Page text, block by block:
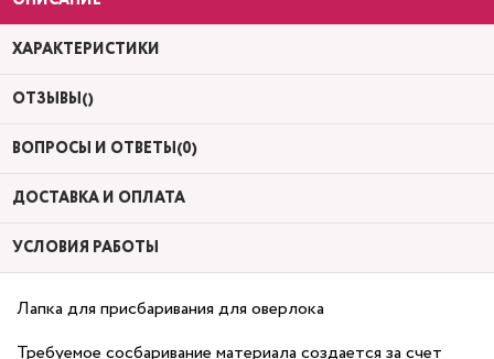
ХАРАКТЕРИСТИКИ
ОТЗЫВЫ()
ВОПРОСЫ И ОТВЕТЫ(0)
ДОСТАВКА И ОПЛАТА
УСЛОВИЯ РАБОТЫ
Лапка для присбаривания для оверлока
Требуемое сосбаривание материала создается за счет